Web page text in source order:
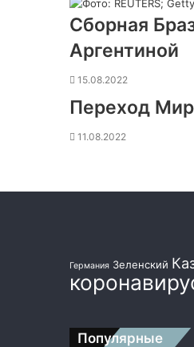
Сборная
Аргентиной
15.08.2022
Переход
11.08.2022
Германия Зеленский
Популярные